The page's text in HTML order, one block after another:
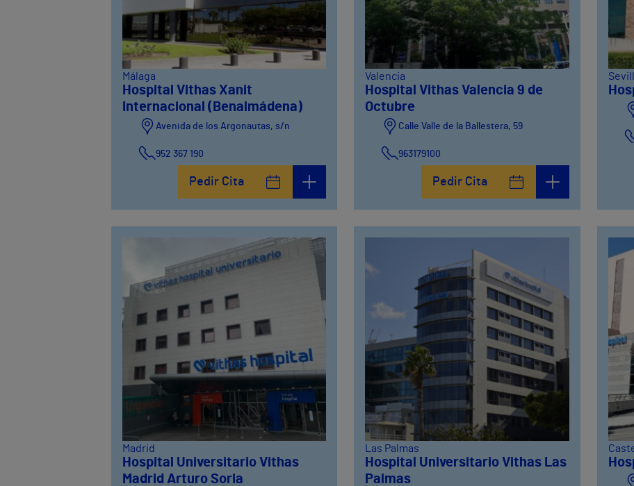
Málaga
Hospital Vithas Xanit
Internacional (Benalmádena)
Avenida de los Argonautas, s/n
952 367 190
Avenida del Cosmo , 4
952 56 19 51
Pedir Cita
Valencia
Hospital Vithas Valencia 9 de
Octubre
Calle Valle de la Ballestera, 59
963179100
Pedir Cita
Madrid
Hospital Universitario Vithas
Madrid Arturo Soria
Las Palmas
Hospital Universitario Vithas Las
Palmas